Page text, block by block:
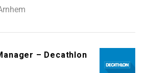
– Decathlon